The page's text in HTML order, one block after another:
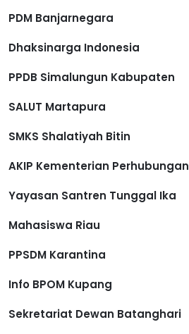
PDM Banjarnegara
Dhaksinarga Indonesia
PPDB Simalungun Kabupaten
SALUT Martapura
SMKS Shalatiyah Bitin
AKIP Kementerian Perhubungan
Yayasan Santren Tunggal Ika
Mahasiswa Riau
PPSDM Karantina
Info BPOM Kupang
Sekretariat Dewan Batanghari